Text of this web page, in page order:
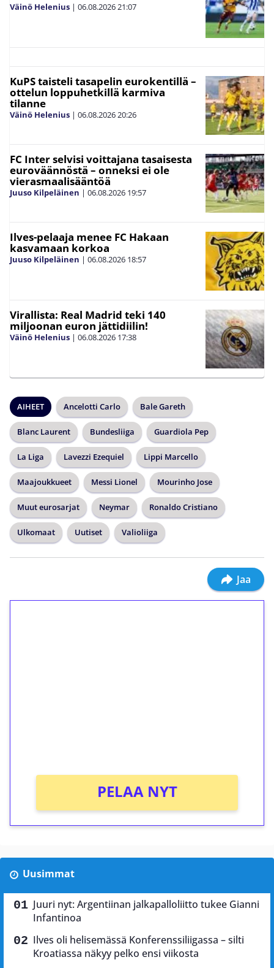
Väinö Helenius | 06.08.202621:07
KuPS taisteli tasapelin eurokentillä –
ottelun loppuhetkillä karmiva
tilanne
Väinö Helenius | 06.08.202620:26
FC Inter selvisi voittajana tasaisesta
euroväännöstä – onneksi ei ole
vierasmaalisääntöä
Juuso Kilpeläinen | 06.08.2026 19:57
Ilves-pelaaja menee FC Hakaan
kasvamaan korkoa
Juuso Kilpeläinen | 06.08.2026 18:57
Virallista: Real Madrid teki 140
miljoonan euron jättidiilin!
Väinö Helenius | 06.08.2026 17:38
AIHEET Ancelotti Carlo Bale Gareth
Blanc Laurent Bundesliiga Guardiola Pep
La Liga Lavezzi Ezequiel Lippi Marcello
Maajoukkueet Messi Lionel Mourinho Jose
Muut eurosarjat Neymar Ronaldo Cristiano
Ulkomaat Uutiset Valioliiga
Jaa
PELAA NYT
Uusimmat
Juuri nyt: Argentiinan jalkapalloliitto tukee Gianni
Infantinoa
Ilves oli helisemässä Konferenssiliigassa – silti
Kroatiassa näkyy pelko ensi viikosta